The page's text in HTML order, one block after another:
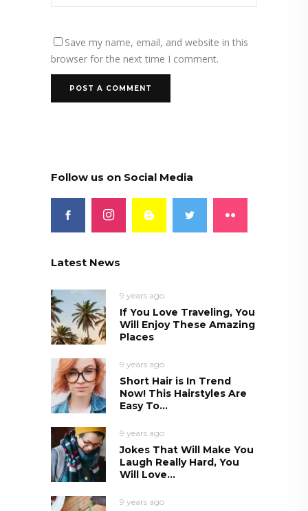
Save my name, email, and website in this
browser for the next time I comment.
Follow us on Social Media
Latest News
9 years ago
If You Love Traveling, You
Will Enjoy These Amazing
Places
9 years ago
Short Hair is In Trend
Now! This Hairstyles Are
Easy To...
9 years ago
Jokes That Will Make You
Laugh Really Hard, You
Will Love...
9 years ago